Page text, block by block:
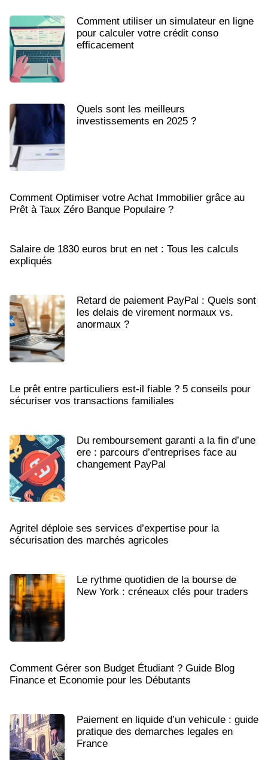
Comment utiliser un simulateur en ligne
pour calculer votre crédit conso
efficacement
Quels sont les meilleurs
investissements en 2025 ?
Comment Optimiser votre Achat Immobilier grâce au
Prêt à Taux Zéro Banque Populaire ?
Salaire de 1830 euros brut en net : Tous les calculs
expliqués
Retard de paiement PayPal : Quels sont
les delais de virement normaux vs.
anormaux ?
Le prêt entre particuliers est-il fiable ? 5 conseils pour
sécuriser vos transactions familiales
Du remboursement garanti a la fin d’une
ere : parcours d’entreprises face au
changement PayPal
Agritel déploie ses services d’expertise pour la
sécurisation des marchés agricoles
Le rythme quotidien de la bourse de
New York : créneaux clés pour traders
Comment Gérer son Budget Étudiant ? Guide Blog
Finance et Economie pour les Débutants
Paiement en liquide d’un vehicule : guide
pratique des demarches legales en
France